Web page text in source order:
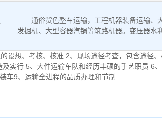
通俗货色整车运输，工程机器装备运输、
发掘机、大型容器汽锅等筑路机器。变压器水
设想、考核、核准 2、现场途径考查，包含途径
实行 5、大件运输车队和经历丰硕的手艺职员 6
车9、运输全进程的品质办理和节制